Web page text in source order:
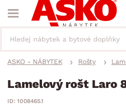
ASKO - NÁBYTEK Rošty
Lamelový rošt Laro
ID: 1008465.1